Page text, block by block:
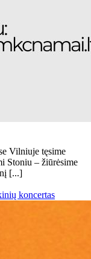
Vilniuje tęsime
Stoniu – žiūrėsime
[...]
koncertas